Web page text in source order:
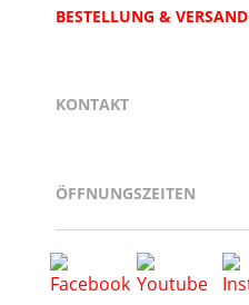
BESTELLUNG & VERSAND
KONTAKT
ÖFFNUNGSZEITEN